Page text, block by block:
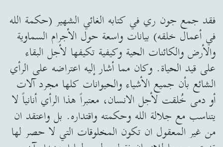
فقد جمع جون ري في كتابه الغائي الشهير (حكمة الله
في أعمال خلقه) بيانات واسعة حول الأجرام السماوية
والأرض والكائنات الحية وكيفية تكيفها لأجل البقاء
على قيد الحياة. وكان مما أشار إليه اعتراضه على الرأي
الشائع بأن جميع الأشياء والحيوانات كلها مجرد آلات
أو دمى خُلقت لأجل الانسان، معتبراً هذا الرأي أنانياً لا
يتناسب مع جلالة الله وحكمته واقتداره. بل واعتقد ان
من غير المعقول ان تكون المخلوقات التي لا حصر لها